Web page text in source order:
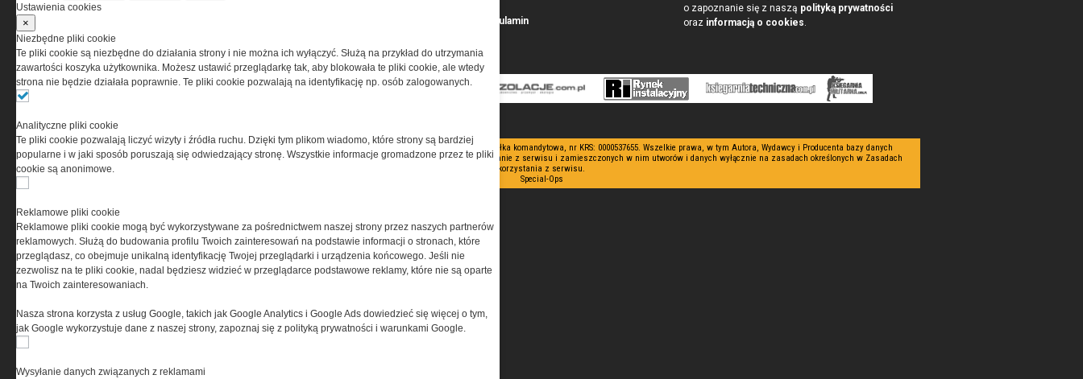
Przeczytaj regulamin
o zapoznanie się z naszą polityką prywatności
oraz informacją o cookies.
Copyright © 2004-2019 Grupa MEDIUM Spółka z ograniczoną odpowiedzialnością Spółka komandytowa, nr KRS: 0000537655. Wszelkie prawa, w tym Autora, Wydawcy i Producenta bazy danych
zastrzeżone. Jakiekolwiek dalsze rozpowszechnianie artykułów zabronione. Korzystanie z serwisu i zamieszczonych w nim utworów i danych wyłącznie na zasadach określonych w Zasadach
korzystania z serwisu.
Special-Ops
Ustawienia cookies
×
Niezbędne pliki cookie
Te pliki cookie są niezbędne do działania strony i nie można ich wyłączyć. Służą na przykład do utrzymania
zawartości koszyka użytkownika. Możesz ustawić przeglądarkę tak, aby blokowała te pliki cookie, ale wtedy
strona nie będzie działała poprawnie. Te pliki cookie pozwalają na identyfikację np. osób zalogowanych.
Analityczne pliki cookie
Te pliki cookie pozwalają liczyć wizyty i źródła ruchu. Dzięki tym plikom wiadomo, które strony są bardziej
popularne i w jaki sposób poruszają się odwiedzający stronę. Wszystkie informacje gromadzone przez te pliki
cookie są anonimowe.
Reklamowe pliki cookie
Reklamowe pliki cookie mogą być wykorzystywane za pośrednictwem naszej strony przez naszych partnerów
reklamowych. Służą do budowania profilu Twoich zainteresowań na podstawie informacji o stronach, które
przeglądasz, co obejmuje unikalną identyfikację Twojej przeglądarki i urządzenia końcowego. Jeśli nie
zezwolisz na te pliki cookie, nadal będziesz widzieć w przeglądarce podstawowe reklamy, które nie są oparte
na Twoich zainteresowaniach.
Nasza strona korzysta z usług Google, takich jak Google Analytics i Google Ads dowiedzieć się więcej o tym,
jak Google wykorzystuje dane z naszej strony, zapoznaj się z polityką prywatności i warunkami Google.
Wysyłanie danych związanych z reklamami